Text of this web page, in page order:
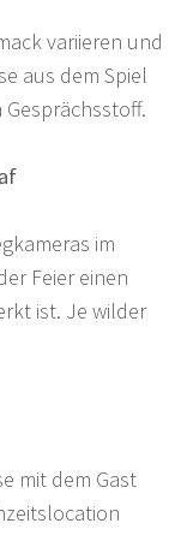
variieren und
aus dem Spiel
im
Feier einen
ist. Je wilder
mit dem Gast